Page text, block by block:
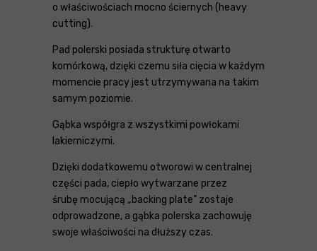
o właściwościach mocno ściernych (heavy
cutting).
Pad polerski posiada strukturę otwarto
komórkową, dzięki czemu siła cięcia w każdym
momencie pracy jest utrzymywana na takim
samym poziomie.
Gąbka współgra z wszystkimi powłokami
lakierniczymi.
Dzięki dodatkowemu otworowi w centralnej
części pada, ciepło wytwarzane przez
śrubę mocującą „backing plate” zostaje
odprowadzone, a gąbka polerska zachowuję
swoje właściwości na dłuższy czas.